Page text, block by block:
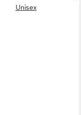
Unisex